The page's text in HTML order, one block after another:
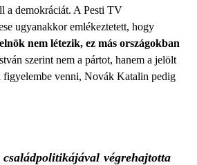
a demokráciát. A Pesti TV
ugyanakkor emlékeztetett, hogy
nem létezik, ez más országokban
szerint nem a pártot, hanem a jelölt
figyelembe venni, Novák Katalin pedig
végrehajtotta